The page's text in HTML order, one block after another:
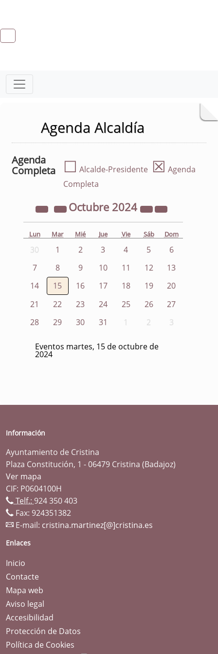
Agenda Alcaldía
Agenda
Completa
☐ Alcalde-Presidente ☒ Agenda
Completa
Octubre 2024
Lun Mar Mié Jue Vie Sáb Dom
30 1 2 3 4 5
6
7
8 9 10 11 12
13
14
15 16 17 18 19
20
21
22 23 24 25 26
27
28
29 30 31 1 2 3
Eventos martes, 15 de octubre de
2024
Información
Ayuntamiento de Cristina
Plaza Constitución, 1 - 06479 Cristina (Badajoz)
Ver mapa
CIF: P0604100H
Telf.: 924 350 403
Fax: 924351382
E-mail: cristina.martinez[@]cristina.es
Enlaces
Inicio
Contacte
Mapa web
Aviso legal
Accesibilidad
Protección de Datos
Política de Cookies